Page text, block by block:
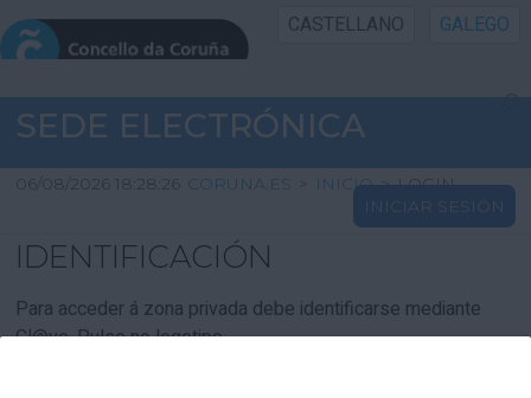
CASTELLANO GALEGO
INICIO SEDE
INICIO
INFORMACIÓN PÚBLICA
CARTAFOL CIDADÁN
SEDE ELECTRÓNICA
06/08/2026 18:28:26 CORUNA.ES > INICIO > LOGIN
INICIAR SESIÓN
IDENTIFICACIÓN
Para acceder á zona privada debe identificarse mediante
Cl@ve. Pulse no logotipo